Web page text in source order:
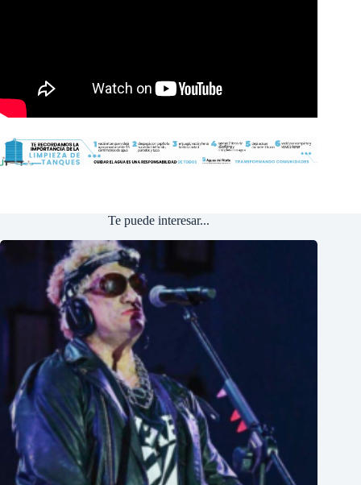
Te puede interesar...